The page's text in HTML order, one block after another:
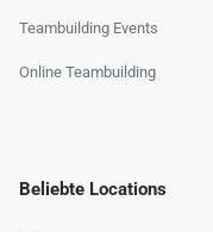
Teambuilding Events
Online Teambuilding
Beliebte Locations